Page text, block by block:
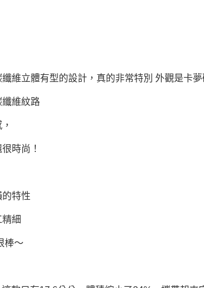
維立體有型的設計，真的非常特別 外觀是卡
纖維紋路
時尚！
特性
細
棒～